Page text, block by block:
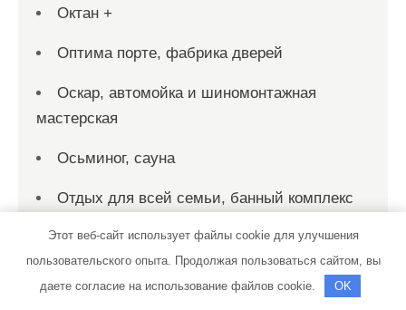
Октан +
Оптима порте, фабрика дверей
Оскар, автомойка и шиномонтажная
мастерская
Осьминог, сауна
Отдых для всей семьи, банный комплекс
Охотничий клуб, Охотничий клуб
Этот веб-сайт использует файлы cookie для улучшения
пользовательского опыта. Продолжая пользоваться сайтом, вы
даете согласие на использование файлов cookie.
OK